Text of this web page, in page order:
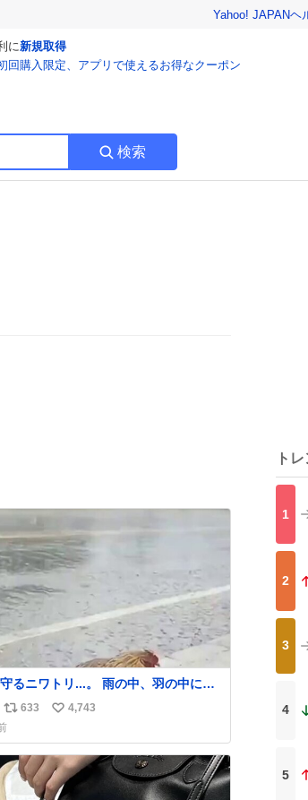
Yahoo! JAPANヘ
に新規取得
回購入限定、アプリで使えるお得なクーポン
検索
トリ...。 雨の中、羽の中に子
て守る姿に感動した！！ 愛は種族を
リ
ポ
ス
ト
数
633
い
ね
数
4,743
ト
1
2
3
4
5